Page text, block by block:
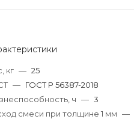
кг — 25
— ГОСТ Р 56387-2018
ч — 3
смеси при толщине 1 мм —